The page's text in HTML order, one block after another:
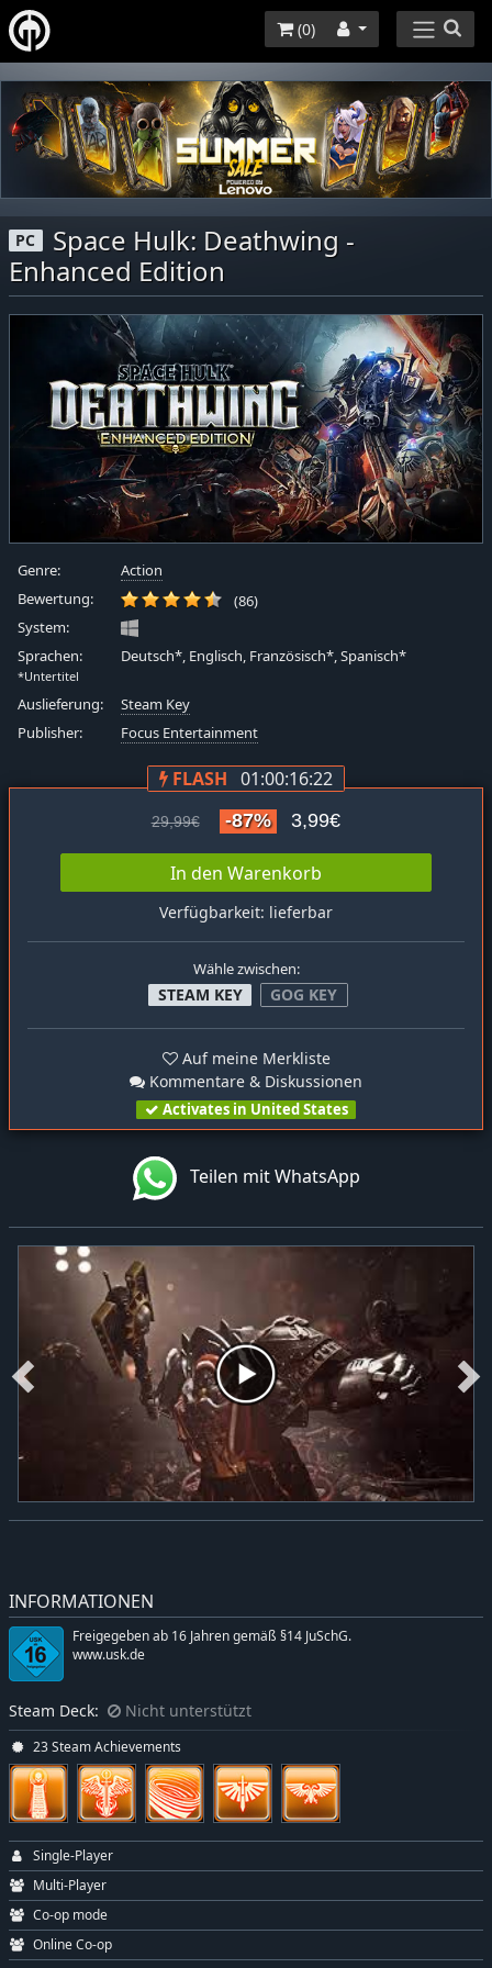
(0)
PC
Space Hulk: Deathwing -
Enhanced Edition
Genre:
Action
Bewertung:
(86)
System:
Sprachen:
*Untertitel
Deutsch*, Englisch, Französisch*, Spanisch*
Auslieferung:
Steam Key
Publisher:
Focus Entertainment
FLASH 01:00:16:21
29,99€ -87% 3,99€
In den Warenkorb
Verfügbarkeit: lieferbar
Wähle zwischen:
STEAM KEY GOG KEY
Auf meine Merkliste
Kommentare & Diskussionen
Activates in United States
Teilen mit WhatsApp
INFORMATIONEN
Freigegeben ab 16 Jahren gemäß §14 JuSchG.
www.usk.de
Steam Deck: Nicht unterstützt
23 Steam Achievements
Single-Player
Multi-Player
Co-op mode
Online Co-op